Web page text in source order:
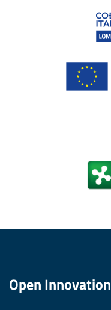
Open Innovation